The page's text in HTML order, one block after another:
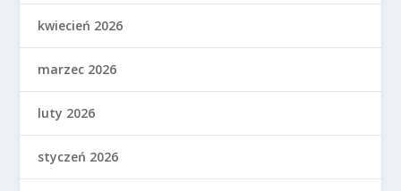
kwiecień 2026
marzec 2026
luty 2026
styczeń 2026